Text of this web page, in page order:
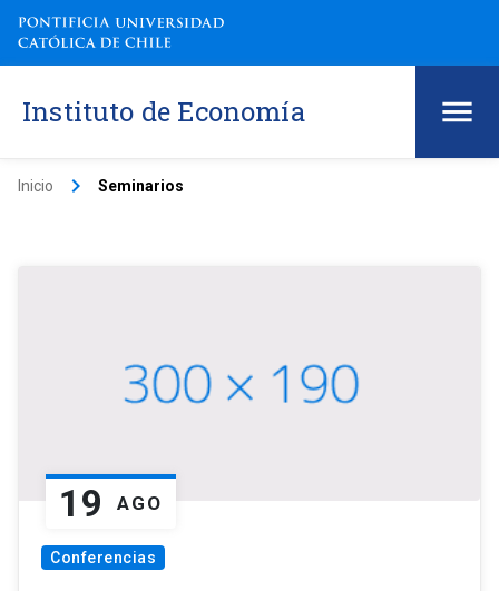
Instituto de Economía
Inicio keyboard_arrow_right Seminarios
19 AGO
Conferencias